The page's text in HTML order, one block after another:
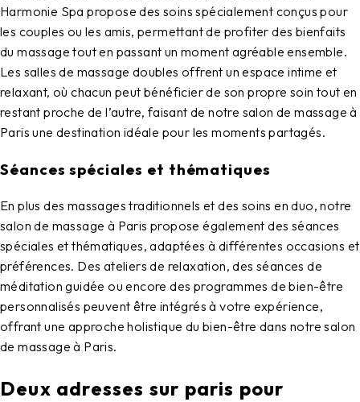
Harmonie Spa propose des soins spécialement conçus pour
les couples ou les amis, permettant de profiter des bienfaits
du massage tout en passant un moment agréable ensemble.
Les salles de massage doubles offrent un espace intime et
relaxant, où chacun peut bénéficier de son propre soin tout en
restant proche de l’autre, faisant de notre salon de massage à
Paris une destination idéale pour les moments partagés.
Séances spéciales et thématiques
En plus des massages traditionnels et des soins en duo, notre
salon de massage à Paris propose également des séances
spéciales et thématiques, adaptées à différentes occasions et
préférences. Des ateliers de relaxation, des séances de
méditation guidée ou encore des programmes de bien-être
personnalisés peuvent être intégrés à votre expérience,
offrant une approche holistique du bien-être dans notresalon
de massage à Paris.
Deux adresses sur paris pour